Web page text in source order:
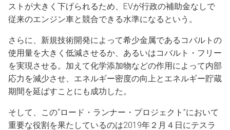
ストが大きく下げられるため、EVが行政の補助金なしで
従来のエンジン車と競合できる水準になるという。
さらに、新規技術開発によって希少金属であるコバルトの
使用量を大きく低減させるか、あるいはコバルト・フリー
を実現させる。加えて化学添加物などの作用によって内部
応力を減少させ、エネルギー密度の向上とエネルギー貯蔵
期間を延ばすことにも成功した。
そして、この“ロード・ランナー・プロジェクト”において
重要な役割を果たしているのは2019年２月４日にテスラ